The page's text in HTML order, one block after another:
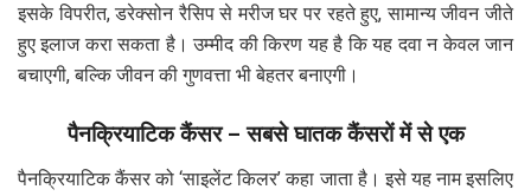
इसके विपरीत, डरेक्सोन रैसिप से मरीज घर पर रहते हुए, सामान्य जीवन जीते
हुए इलाज करा सकता है। उम्मीद की किरण यह है कि यह दवा न केवल जान
बचाएगी, बल्कि जीवन की गुणवत्ता भी बेहतर बनाएगी।
पैनक्रियाटिक कैंसर – सबसे घातक कैंसरों में से एक
पैनक्रियाटिक कैंसर को ‘साइलेंट किलर’ कहा जाता है। इसे यह नाम इसलिए